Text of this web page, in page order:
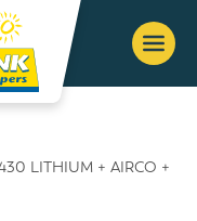
LITHIUM + AIRCO +